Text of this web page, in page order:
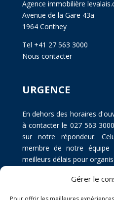
Gérer le
Agence immobilière
Avenue de la Gare 43a
1964 Conthey
Tel +41 27 563 3000
Nous contacter
URGENCE
En dehors des horaires
à contacter le 027 563
sur notre répondeur.
membre de notre équipe
meilleurs délais pour